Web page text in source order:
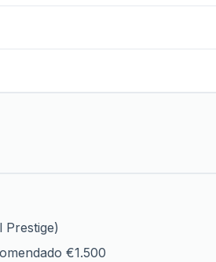
Prestige)
€1.500